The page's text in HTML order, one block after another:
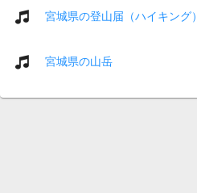
宮城県の登山届（ハイキング）
宮城県の山岳